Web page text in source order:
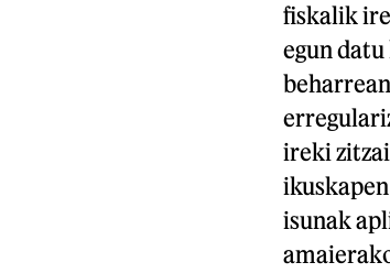
fiskalik
egun
ireki
isunak